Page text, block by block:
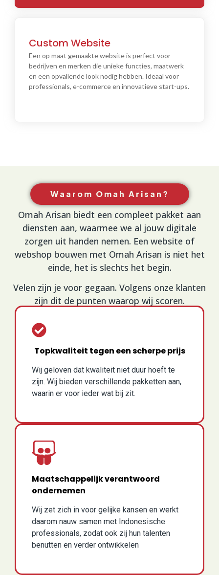
Custom Website
Een op maat gemaakte website is perfect voor
bedrijven en merken die unieke functies, maatwerk
en een opvallende look nodig hebben. Ideaal voor
professionals, e-commerce en innovatieve start-ups.
Waarom Omah Arisan?
Omah Arisan biedt een compleet pakket aan
diensten aan, waarmee we al jouw digitale
zorgen uit handen nemen. Een website of
webshop bouwen met Omah Arisan is niet het
einde, het is slechts het begin.
Velen zijn je voor gegaan. Volgens onze klanten
zijn dit de punten waarop wij scoren.
Topkwaliteit tegen een scherpe prijs
Wij geloven dat kwaliteit niet duur hoeft te
zijn. Wij bieden verschillende pakketten aan,
waarin er voor ieder wat bij zit.
Maatschappelijk verantwoord
ondernemen
Wij zet zich in voor gelijke kansen en werkt
daarom nauw samen met Indonesische
professionals, zodat ook zij hun talenten
benutten en verder ontwikkelen